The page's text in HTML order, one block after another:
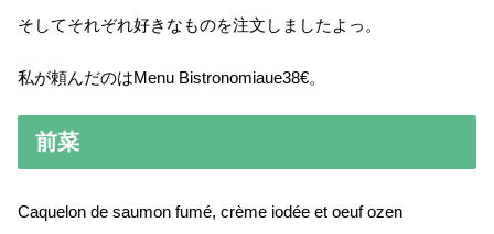
そしてそれぞれ好きなものを注文しましたよっ。
私が頼んだのはMenu Bistronomiaue38€。
前菜
Caquelon de saumon fumé, crème iodée et oeuf ozen